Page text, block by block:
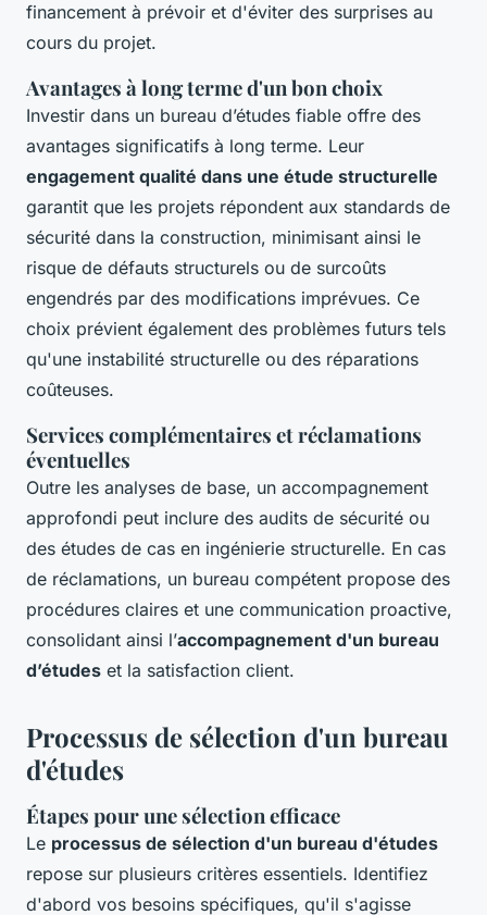
financement à prévoir et d'éviter des surprises au
cours du projet.
Avantages à long terme d'un bon choix
Investir dans un bureau d’études fiable offre des
avantages significatifs à long terme. Leur
engagement qualité dans une étude structurelle
garantit que les projets répondent aux standards de
sécurité dans la construction, minimisant ainsi le
risque de défauts structurels ou de surcoûts
engendrés par des modifications imprévues. Ce
choix prévient également des problèmes futurs tels
qu'une instabilité structurelle ou des réparations
coûteuses.
Services complémentaires et réclamations
éventuelles
Outre les analyses de base, un accompagnement
approfondi peut inclure des audits de sécurité ou
des études de cas en ingénierie structurelle. En cas
de réclamations, un bureau compétent propose des
procédures claires et une communication proactive,
consolidant ainsi l’accompagnement d'un bureau
d’études et la satisfaction client.
Processus de sélection d'un bureau
d'études
Étapes pour une sélection efficace
Le processus de sélection d'un bureau d'études
repose sur plusieurs critères essentiels. Identifiez
d'abord vos besoins spécifiques, qu'il s'agisse